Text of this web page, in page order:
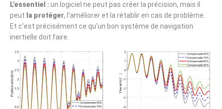
L'essentiel : un logiciel ne peut pas créer la précision, mais il
peut la protéger, l'améliorer et la rétablir en cas de problème.
Et c'est précisément ce qu'un bon système de navigation
inertielle doit faire.